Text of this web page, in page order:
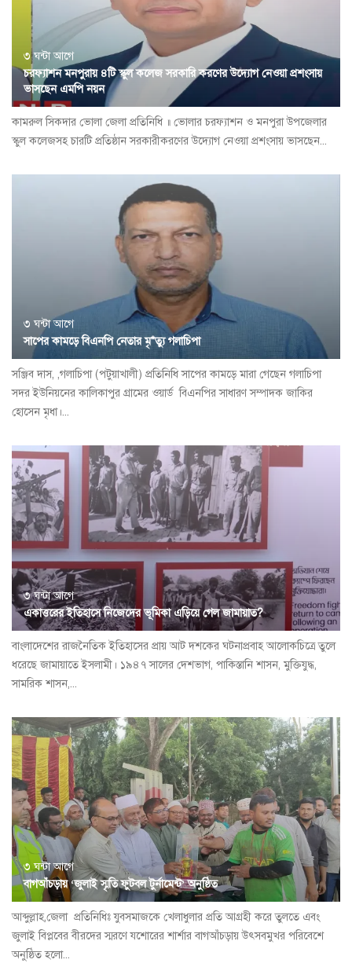
৩ ঘন্টা আগে
চরফ্যাশন মনপুরায় ৪টি স্কুল কলেজ সরকারি করণের উদ্যোগ নেওয়া প্রশংসায়
ভাসছেন এমপি নয়ন
কামরুল সিকদার ভোলা জেলা প্রতিনিধি ॥ ভোলার চরফ্যাশন ও মনপুরা উপজেলার
স্কুল কলেজসহ চারটি প্রতিষ্ঠান সরকারীকরণের উদ্যোগ নেওয়া প্রশংসায় ভাসছেন...
৩ ঘন্টা আগে
সাপের কামড়ে বিএনপি নেতার মৃ*ত্যু গলাচিপা
সঞ্জিব দাস, ,গলাচিপা (পটুয়াখালী) প্রতিনিধি সাপের কামড়ে মারা গেছেন গলাচিপা
সদর ইউনিয়নের কালিকাপুর গ্রামের ওয়ার্ড বিএনপির সাধারণ সম্পাদক জাকির
হোসেন মৃধা।...
৩ ঘন্টা আগে
একাত্তরের ইতিহাসে নিজেদের ভূমিকা এড়িয়ে গেল জামায়াত?
বাংলাদেশের রাজনৈতিক ইতিহাসের প্রায় আট দশকের ঘটনাপ্রবাহ আলোকচিত্রে তুলে
ধরেছে জামায়াতে ইসলামী। ১৯৪৭ সালের দেশভাগ, পাকিস্তানি শাসন, মুক্তিযুদ্ধ,
সামরিক শাসন,...
৩ ঘন্টা আগে
বাগআঁচড়ায় ‘জুলাই স্মৃতি ফুটবল টুর্নামেন্ট’ অনুষ্ঠিত
আব্দুল্লাহ,জেলা প্রতিনিধিঃ যুবসমাজকে খেলাধুলার প্রতি আগ্রহী করে তুলতে এবং
জুলাই বিপ্লবের বীরদের স্মরণে যশোরের শার্শার বাগআঁচড়ায় উৎসবমুখর পরিবেশে
অনুষ্ঠিত হলো...